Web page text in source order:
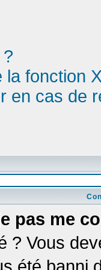
la fonction
en cas de
pas me
? Vous